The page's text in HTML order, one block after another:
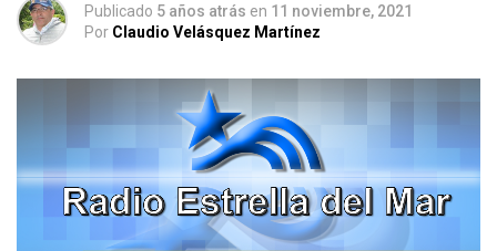
Publicado 5 años atrás en 11 noviembre, 2021
Por Claudio Velásquez Martínez